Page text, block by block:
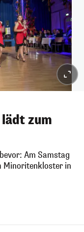
zum
Am Samstag
Minoritenkloster in